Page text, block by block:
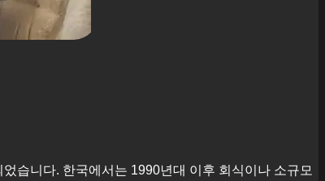
습니다. 한국에서는 1990년대 이후 회식이나 소규모